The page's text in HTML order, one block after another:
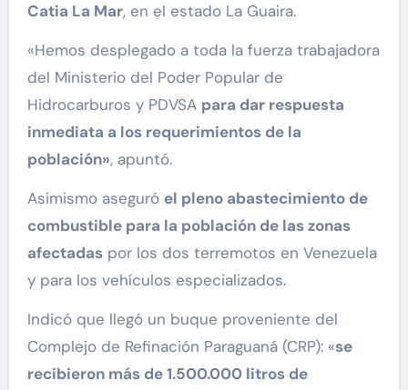
Catia La Mar, en el estado La Guaira.
«Hemos desplegado a toda la fuerza trabajadora
del Ministerio del Poder Popular de
Hidrocarburos y PDVSA para dar respuesta
inmediata a los requerimientos de la
población», apuntó.
Asimismo aseguró el pleno abastecimiento de
combustible para la población de las zonas
afectadaspor los dos terremotos en Venezuela
y para los vehículos especializados.
Indicó que llegó un buque proveniente del
Complejo de Refinación Paraguaná (CRP): «se
recibieron más de 1.500.000 litros de